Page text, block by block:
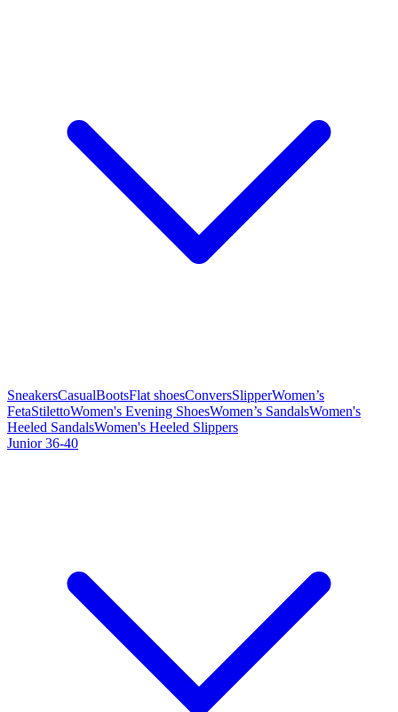
SneakersCasualBootsFlat shoesConversSlipperWomen’s
FetaStilettoWomen's Evening ShoesWomen’s SandalsWomen's
Heeled SandalsWomen's Heeled Slippers
Junior 36-40